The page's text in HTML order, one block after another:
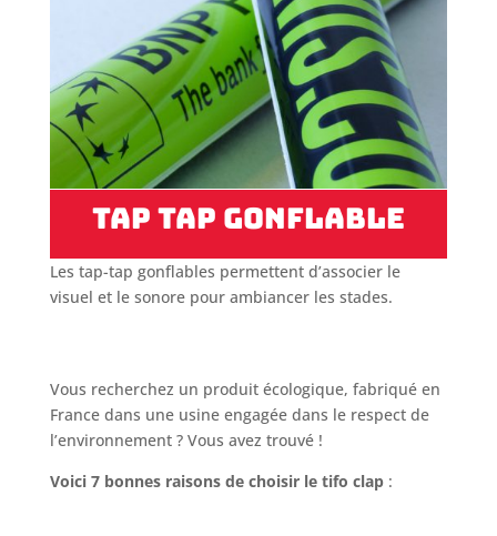
Tap Tap Gonflable
Les tap-tap gonflables permettent d’associer le
visuel et le sonore pour ambiancer les stades.
Vous recherchez un produit écologique, fabriqué en
France dans une usine engagée dans le respect de
l’environnement ? Vous avez trouvé !
Voici 7 bonnes raisons de choisir le tifo clap: